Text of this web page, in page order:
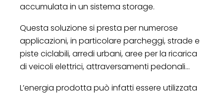
accumulata in un sistema storage.
Questa soluzione si presta per numerose
applicazioni, in particolare parcheggi, strade e
piste ciclabili, arredi urbani, aree per la ricarica
di veicoli elettrici, attraversamenti pedonali…
L’energia prodotta può infatti essere utilizzata